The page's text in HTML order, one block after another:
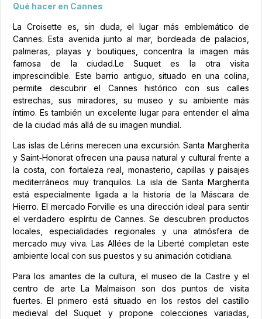
Qué hacer en Cannes
La Croisette es, sin duda, el lugar más emblemático de
Cannes. Esta avenida junto al mar, bordeada de palacios,
palmeras, playas y boutiques, concentra la imagen más
famosa de la ciudad.Le Suquet es la otra visita
imprescindible. Este barrio antiguo, situado en una colina,
permite descubrir el Cannes histórico con sus calles
estrechas, sus miradores, su museo y su ambiente más
íntimo. Es también un excelente lugar para entender el alma
de la ciudad más allá de su imagen mundial.
Las islas de Lérins merecen una excursión. Santa Margherita
y Saint‑Honorat ofrecen una pausa natural y cultural frente a
la costa, con fortaleza real, monasterio, capillas y paisajes
mediterráneos muy tranquilos. La isla de Santa Margherita
está especialmente ligada a la historia de la Máscara de
Hierro. El mercado Forville es una dirección ideal para sentir
el verdadero espíritu de Cannes. Se descubren productos
locales, especialidades regionales y una atmósfera de
mercado muy viva. Las Allées de la Liberté completan este
ambiente local con sus puestos y su animación cotidiana.
Para los amantes de la cultura, el museo de la Castre y el
centro de arte La Malmaison son dos puntos de visita
fuertes. El primero está situado en los restos del castillo
medieval del Suquet y propone colecciones variadas,